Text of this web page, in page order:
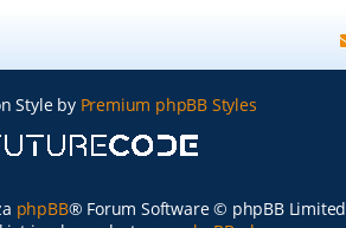
Style by Premium phpBB Styles
phpBB® Forum Software © phpBB Limited